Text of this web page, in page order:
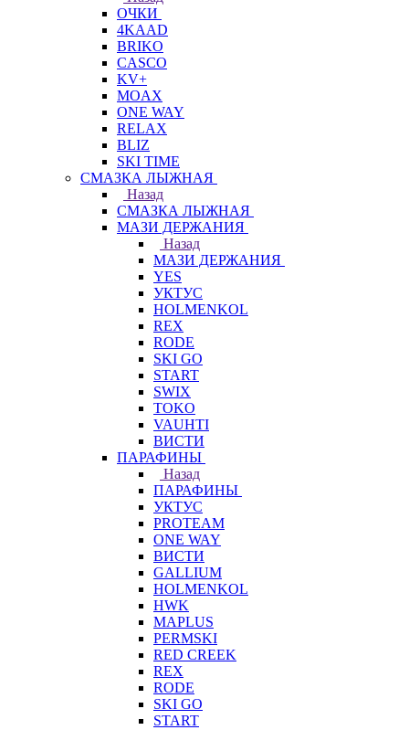
ОЧКИ
4KAAD
BRIKO
CASCO
KV+
MOAX
ONE WAY
RELAX
BLIZ
SKI TIME
СМАЗКА ЛЫЖНАЯ
Назад
СМАЗКА ЛЫЖНАЯ
МАЗИ ДЕРЖАНИЯ
Назад
МАЗИ ДЕРЖАНИЯ
YES
УКТУС
HOLMENKOL
REX
RODE
SKI GO
START
SWIX
TOKO
VAUHTI
ВИСТИ
ПАРАФИНЫ
Назад
ПАРАФИНЫ
УКТУС
PROTEAM
ONE WAY
ВИСТИ
GALLIUM
HOLMENKOL
HWK
MAPLUS
PERMSKI
RED CREEK
REX
RODE
SKI GO
START